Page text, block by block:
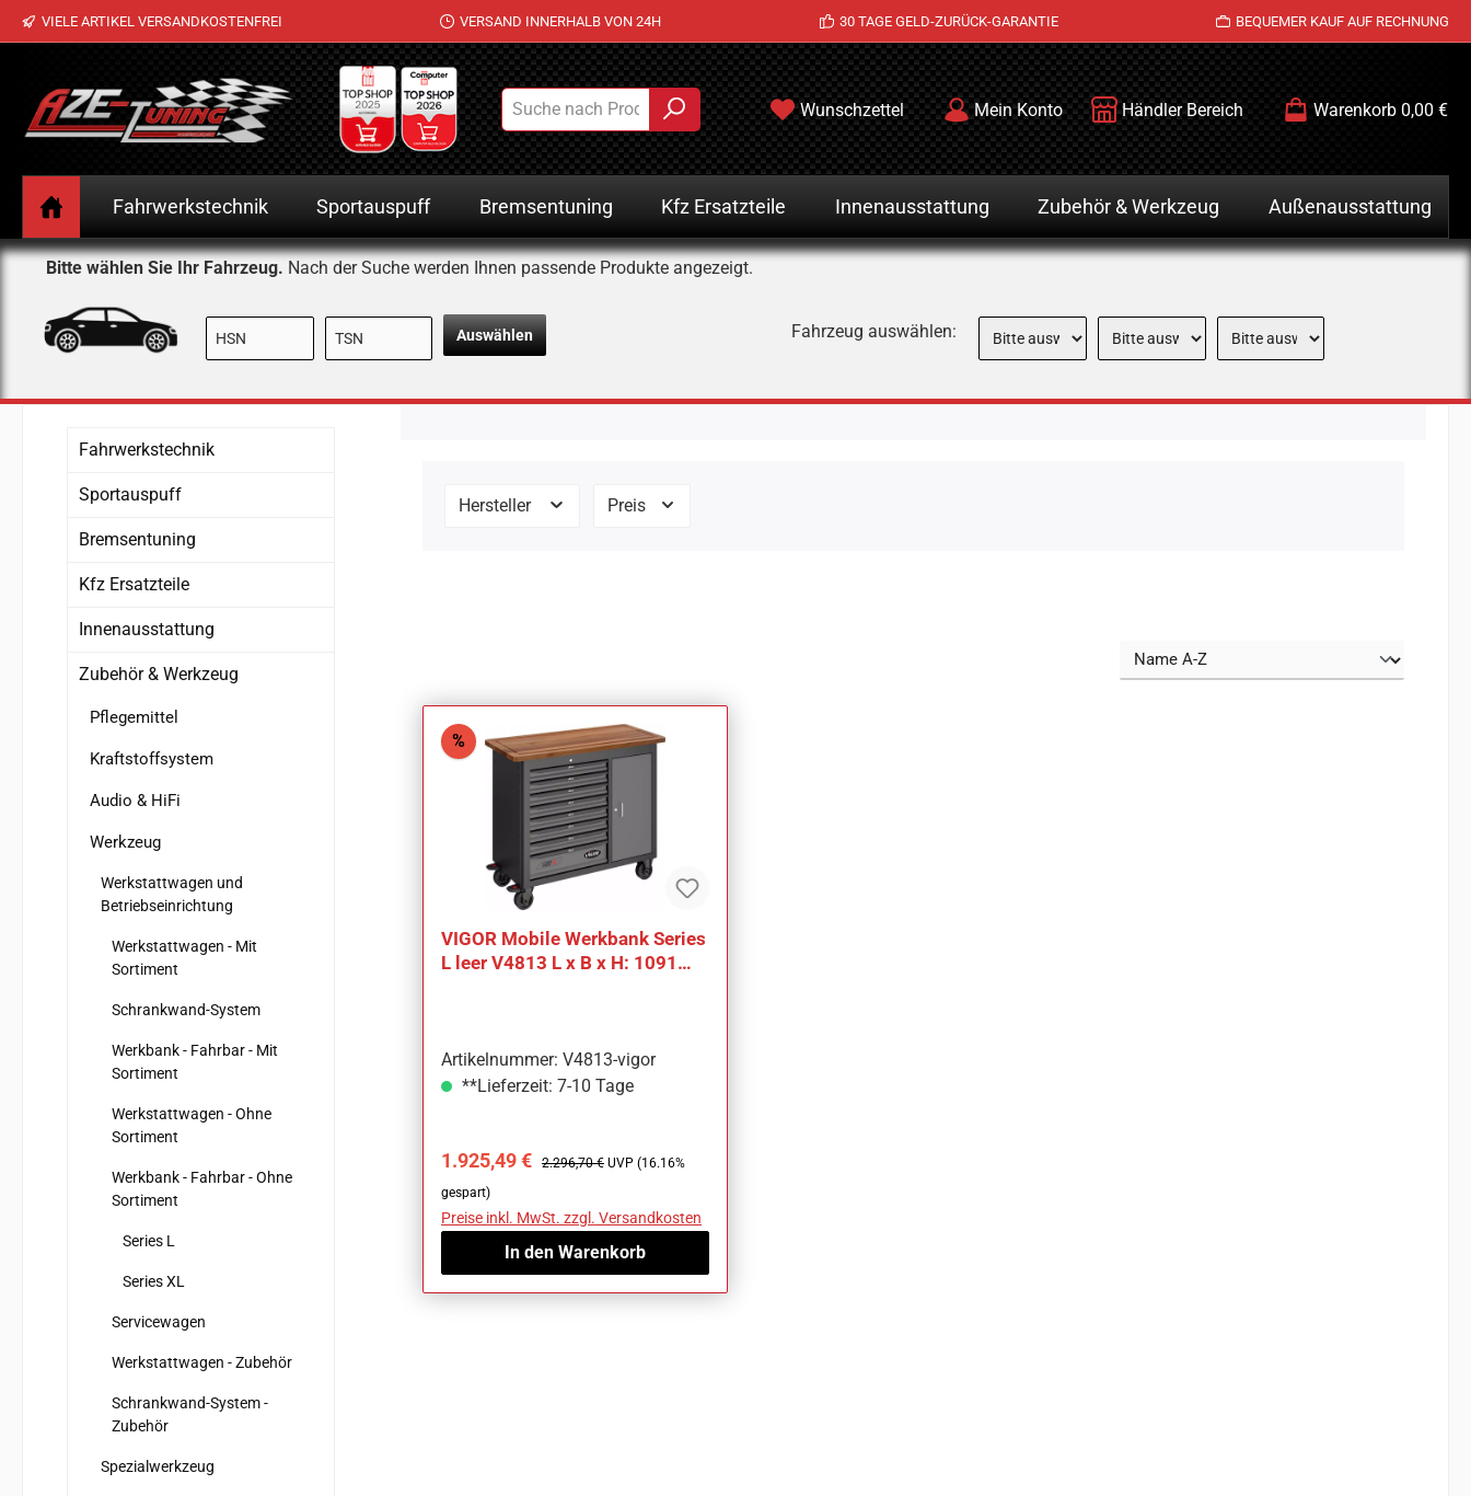
Hauptinhalt springen
Zur Suche springen
Zur Hauptnavigation springen
VIELE ARTIKEL VERSANDKOSTENFREI VERSAND INNERHALB VON 24H 30 TAGE GELD-ZURÜCK-GARANTIE BEQUEMER KAUF AUF RECHNUNG
Wunschzettel Mein Konto Händler Bereich Warenkorb 0,00 €
Fahrwerkstechnik Sportauspuff Bremsentuning Kfz Ersatzteile Innenausstattung Zubehör & Werkzeug Außenausstattung
Bitte wählen Sie Ihr Fahrzeug. Nach der Suche werden Ihnen passende Produkte angezeigt.
Auswählen Fahrzeug auswählen:
Fahrwerkstechnik
Sportauspuff
Bremsentuning
Kfz Ersatzteile
Innenausstattung
Zubehör & Werkzeug
Pflegemittel
Kraftstoffsystem
Audio & HiFi
Werkzeug
Werkstattwagen und
Betriebseinrichtung
Werkstattwagen - Mit
Sortiment
Schrankwand-System
Werkbank - Fahrbar - Mit
Sortiment
Werkstattwagen - Ohne
Sortiment
Werkbank - Fahrbar - Ohne
Sortiment
Series L
Series XL
Servicewagen
Werkstattwagen - Zubehör
Schrankwand-System -
Zubehör
Spezialwerkzeug
Hersteller Preis
%Rabatt
VIGOR Mobile Werkbank Series
L leer V4813 L x B x H: 1091
Artikelnummer: V4813-vigor
**Lieferzeit: 7-10 Tage
Verkaufspreis:
1.925,49 € Regulärer Preis:
2.296,70 € UVP (16.16%
gespart)
Preise inkl. MwSt. zzgl. Versandkosten
In den Warenkorb